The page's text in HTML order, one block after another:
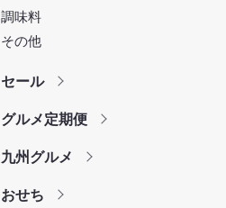
調味料
その他
セール
グルメ定期便
九州グルメ
おせち